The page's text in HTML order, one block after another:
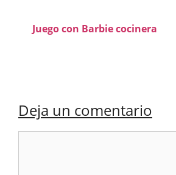
Juego con Barbie cocinera
Deja un comentario